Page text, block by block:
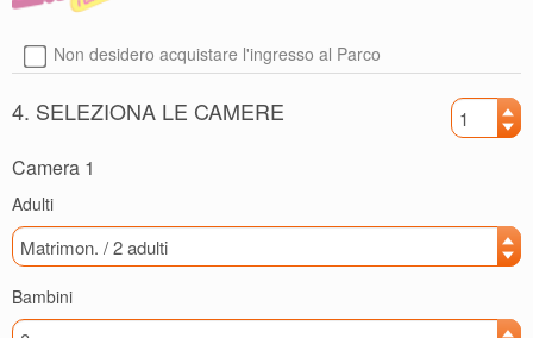
Non desidero acquistare l'ingresso al Parco
4. SELEZIONA LE CAMERE
Camera 1
Adulti
Bambini